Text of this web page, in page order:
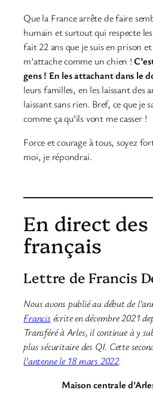
Que la France arrête de faire
humain et surtout qui respecte
fait 22 ans que je suis en prison
m’attache comme un chien !
gens ! En les attachant dans le
leurs familles, en les laissant des
laissant sans rien. Bref, ce que je
comme ça qu’ils vont me casser !
Force et courage à tous, soyez
moi, je répondrai.
En direct
français
Lettre de Francis
Nous avons publié au début de
Francis écrite en décembre 2021
Transféré à Arles, il continue à y
plus sécuritaire des QI. Cette
l’antenne le 18 mars 2022.
Maison centrale